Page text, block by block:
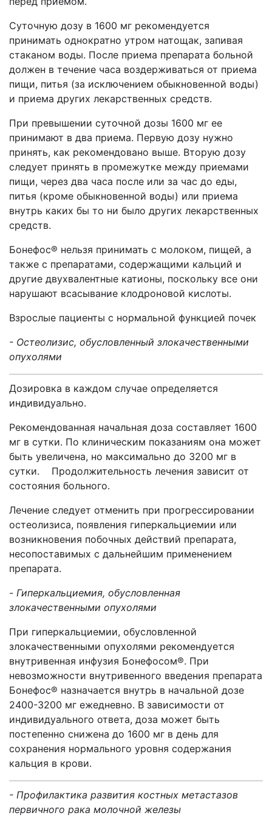
Суточную дозу в 1600 мг рекомендуется
принимать однократно утром натощак, запивая
стаканом воды. После приема препарата больной
должен в течение часа воздерживаться от приема
пищи, питья (за исключением обыкновенной воды)
и приема других лекарственных средств.
При превышении суточной дозы 1600 мг ее
принимают в два приема. Первую дозу нужно
принять, как рекомендовано выше. Вторую дозу
следует принять в промежутке между приемами
пищи, через два часа после или за час до еды,
питья (кроме обыкновенной воды) или приема
внутрь каких бы то ни было других лекарственных
средств.
Бонефос® нельзя принимать с молоком, пищей, а
также с препаратами, содержащими кальций и
другие двухвалентные катионы, поскольку все они
нарушают всасывание клодроновой кислоты.
Взрослые пациенты с нормальной функцией почек
- Остеолизис, обусловленный злокачественными
опухолями
Дозировка в каждом случае определяется
индивидуально.
Рекомендованная начальная доза составляет 1600
мг в сутки. По клиническим показаниям она может
быть увеличена, но максимально до 3200 мг в
сутки. Продолжительность лечения зависит от
состояния больного.
Лечение следует отменить при прогрессировании
остеолизиса, появления гиперкальциемии или
возникновения побочных действий препарата,
несопоставимых с дальнейшим применением
препарата.
- Гиперкальциемия, обусловленная
злокачественными опухолями
При гиперкальциемии, обусловленной
злокачественными опухолями рекомендуется
внутривенная инфузия Бонефосом®. При
невозможности внутривенного введения препарата
Бонефос® назначается внутрь в начальной дозе
2400-3200 мг ежедневно. В зависимости от
индивидуального ответа, доза может быть
постепенно снижена до 1600 мг в день для
сохранения нормального уровня содержания
кальция в крови.
- Профилактика развития костных метастазов
первичного рака молочной железы